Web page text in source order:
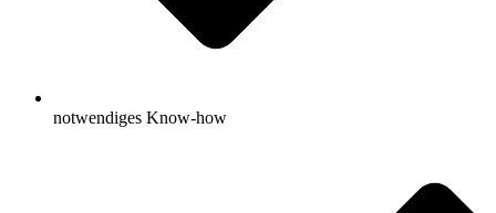
notwendiges Know-how